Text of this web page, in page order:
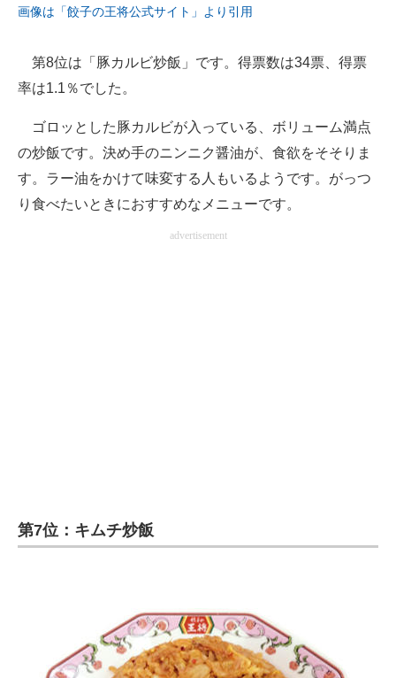
画像は「餃子の王将公式サイト」より引用
第8位は「豚カルビ炒飯」です。得票数は34票、得票
率は1.1％でした。
ゴロッとした豚カルビが入っている、ボリューム満点
の炒飯です。決め手のニンニク醤油が、食欲をそそりま
す。ラー油をかけて味変する人もいるようです。がっつ
り食べたいときにおすすめなメニューです。
advertisement
第7位：キムチ炒飯